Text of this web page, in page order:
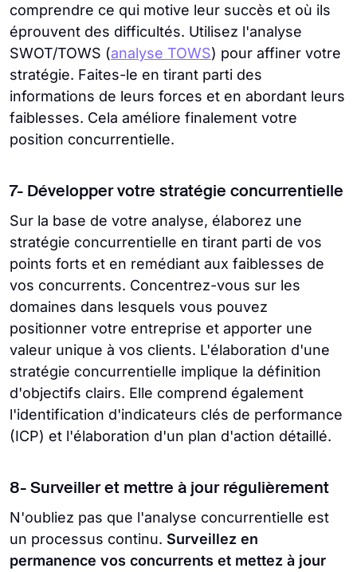
comprendre ce qui motive leur succès et où ils
éprouvent des difficultés. Utilisez l'analyse
SWOT/TOWS (analyse TOWS) pour affiner votre
stratégie. Faites-le en tirant parti des
informations de leurs forces et en abordant leurs
faiblesses. Cela améliore finalement votre
position concurrentielle.
7- Développer votre stratégie concurrentielle
Sur la base de votre analyse, élaborez une
stratégie concurrentielle en tirant parti de vos
points forts et en remédiant aux faiblesses de
vos concurrents. Concentrez-vous sur les
domaines dans lesquels vous pouvez
positionner votre entreprise et apporter une
valeur unique à vos clients. L'élaboration d'une
stratégie concurrentielle implique la définition
d'objectifs clairs. Elle comprend également
l'identification d'indicateurs clés de performance
(ICP) et l'élaboration d'un plan d'action détaillé.
8- Surveiller et mettre à jour régulièrement
N'oubliez pas que l'analyse concurrentielle est
un processus continu. Surveillez en
permanence vos concurrents et mettez à jour